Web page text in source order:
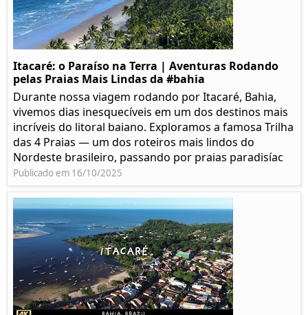
Itacaré: o Paraíso na Terra | Aventuras Rodando
pelas Praias Mais Lindas da #bahia
Durante nossa viagem rodando por Itacaré, Bahia,
vivemos dias inesquecíveis em um dos destinos mais
incríveis do litoral baiano. Exploramos a famosa Trilha
das 4 Praias — um dos roteiros mais lindos do
Nordeste brasileiro, passando por praias paradisíac
Publicado em 16/10/2025